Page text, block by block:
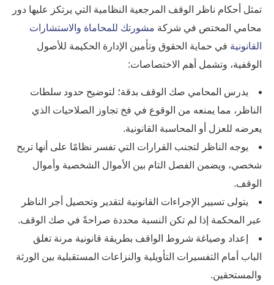
تمثل أحكام ناظر الوقف المرجعية النظامية التي يرتكز عليها دور
محامي المختص في شركة مشورتك للمحاماة والاستشارات
القانونية في حماية الحقوق وتأمين الإدارة الحكيمة للأصول
الوقفية، وتشمل أهم الاختصاصات:
يدرس المحامي صك الوقف بدقة؛ لتوضيح حدود سلطات
الناظر، مما يمنعه من الوقوع في فخ تجاوز الصلاحيات الذي
يعرضه للعزل أو المحاسبة القانونية.
يوجه الناظر لتجنب القرارات التي تفسر نظامًا على أنها تربح
شخصي، ويضمن الفصل التام بين الأموال الشخصية وأموال
الوقف.
يتولى تسيير الإجراءات القانونية لتقدير وتحصيل أجر الناظر
عبر المحكمة إذا لم تكن النسبة محددة صراحةً في صك الوقف.
إعداد وصياغة شروط الواقف بطريقة قانونية مرنة تغلق
الباب أمام التفسيرات التأويلية والنزاعات المستقبلية بين الورثة
والمستحقين.